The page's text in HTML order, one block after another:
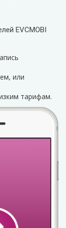
EVCMOBI
или
тарифам.